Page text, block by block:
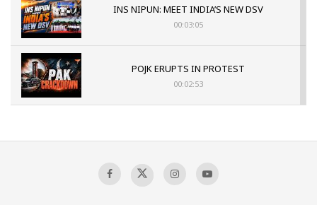
INS NIPUN: MEET INDIA’S NEW DSV
00:03:05
POJK ERUPTS IN PROTEST
00:02:53
Sagar